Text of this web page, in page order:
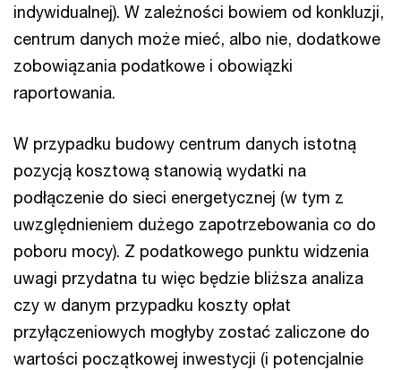
indywidualnej). W zależności bowiem od konkluzji,
centrum danych może mieć, albo nie, dodatkowe
zobowiązania podatkowe i obowiązki
raportowania.
W przypadku budowy centrum danych istotną
pozycją kosztową stanowią wydatki na
podłączenie do sieci energetycznej (w tym z
uwzględnieniem dużego zapotrzebowania co do
poboru mocy). Z podatkowego punktu widzenia
uwagi przydatna tu więc będzie bliższa analiza
czy w danym przypadku koszty opłat
przyłączeniowych mogłyby zostać zaliczone do
wartości początkowej inwestycji (i potencjalnie